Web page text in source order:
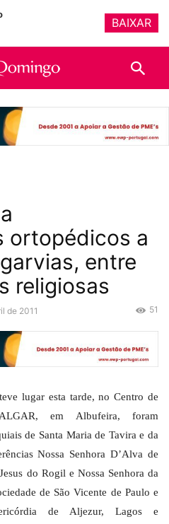
ortopédicos a
entre
religiosas
de 2011 51
lugar esta tarde, no Centro de
em Albufeira, foram
de Santa Maria de Tavira e da
Nossa Senhora D’Alva de
do Rogil e Nossa Senhora da
de São Vicente de Paulo e
de Aljezur, Lagos e
BAIXAR